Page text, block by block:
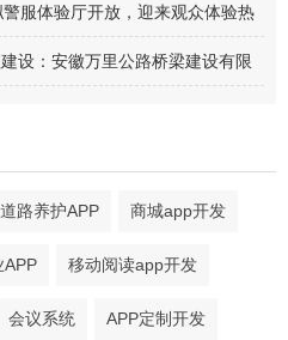
服体验厅开放，迎来观众体验热
设：安徽万里公路桥梁建设有限
道路养护APP 商城app开发
APP 移动阅读app开发
会议系统 APP定制开发